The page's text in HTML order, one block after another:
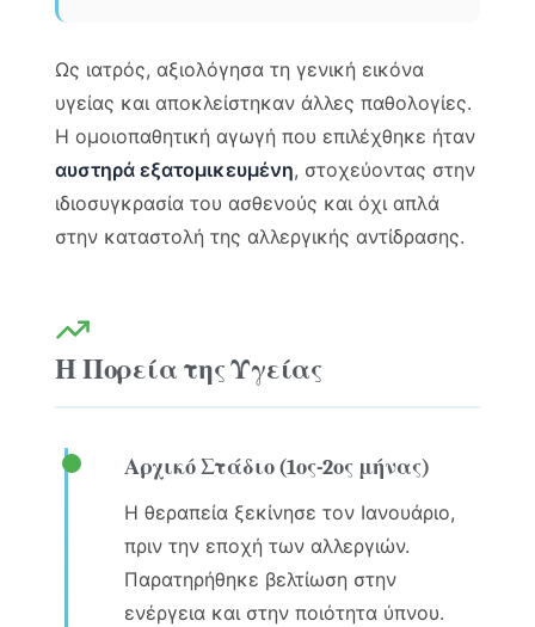
Ως ιατρός, αξιολόγησα τη γενική εικόνα
υγείας και αποκλείστηκαν άλλες παθολογίες.
Η ομοιοπαθητική αγωγή που επιλέχθηκε ήταν
αυστηρά εξατομικευμένη, στοχεύοντας στην
ιδιοσυγκρασία του ασθενούς και όχι απλά
στην καταστολή της αλλεργικής αντίδρασης.
Η Πορεία της Υγείας
Αρχικό Στάδιο (1ος-2ος μήνας)
Η θεραπεία ξεκίνησε τον Ιανουάριο,
πριν την εποχή των αλλεργιών.
Παρατηρήθηκε βελτίωση στην
ενέργεια και στην ποιότητα ύπνου.